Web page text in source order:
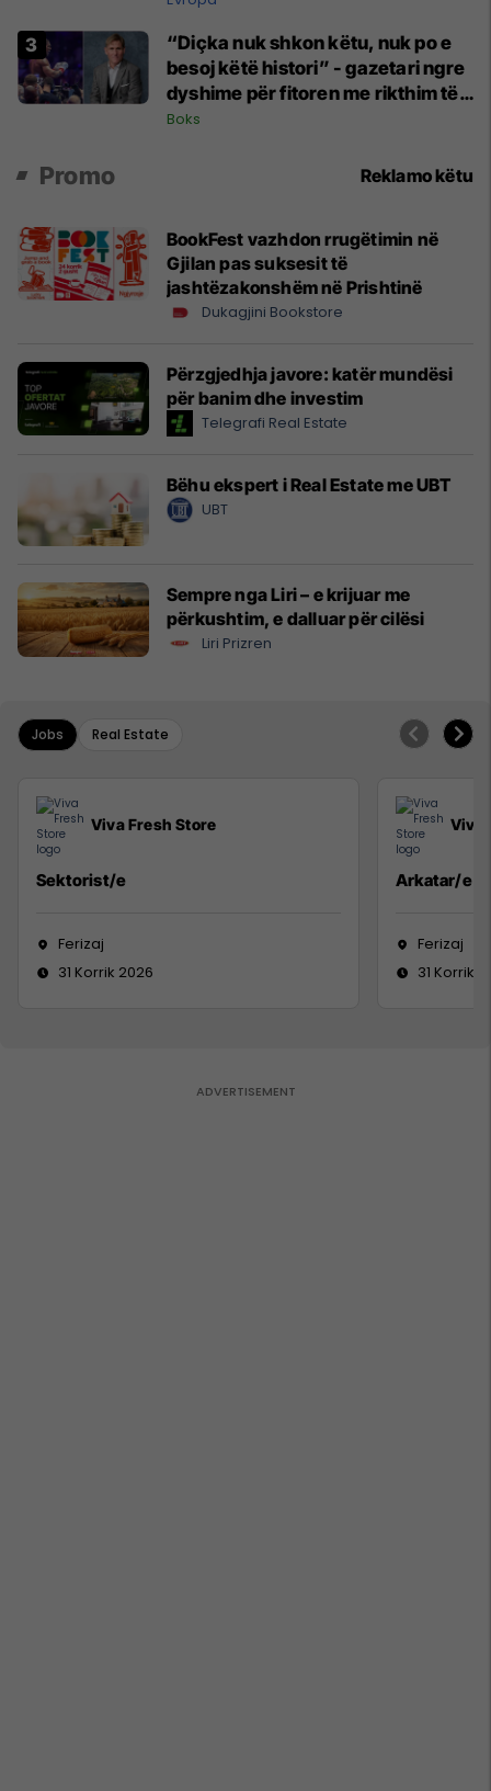
“Diçka nuk shkon këtu, nuk po e
besoj këtë histori” - gazetari ngre
dyshime për fitoren me rikthim të
Joshuas
Boks
Promo Reklamo këtu
BookFest vazhdon rrugëtimin në
Gjilan pas suksesit të
jashtëzakonshëm në Prishtinë
Dukagjini Bookstore
Përzgjedhja javore: katër mundësi
për banim dhe investim
Telegrafi Real Estate
Bëhu ekspert i Real Estate me UBT
UBT
Sempre nga Liri – e krijuar me
përkushtim, e dalluar për cilësi
Liri Prizren
Jobs Real Estate
Viva Fresh Store
Sektorist/e
Ferizaj
31 Korrik 2026
Viva
Arkatar/e
Ferizaj
31 Korrik